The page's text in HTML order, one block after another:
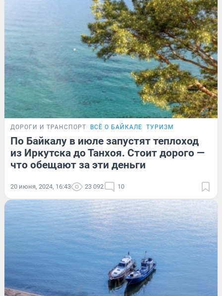
ДОРОГИ И ТРАНСПОРТ ВСЁ О БАЙКАЛЕ ТУРИЗМ
По Байкалу в июле запустят теплоход
из Иркутска до Танхоя. Стоит дорого —
что обещают за эти деньги
20 июня, 2024, 16:43 23 092 10